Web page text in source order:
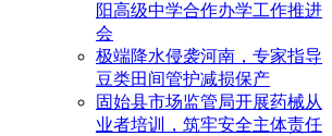
阳高级中学合作办学工作推进
会
极端降水侵袭河南，专家指导
豆类田间管护减损保产
固始县市场监管局开展药械从
业者培训，筑牢安全主体责任